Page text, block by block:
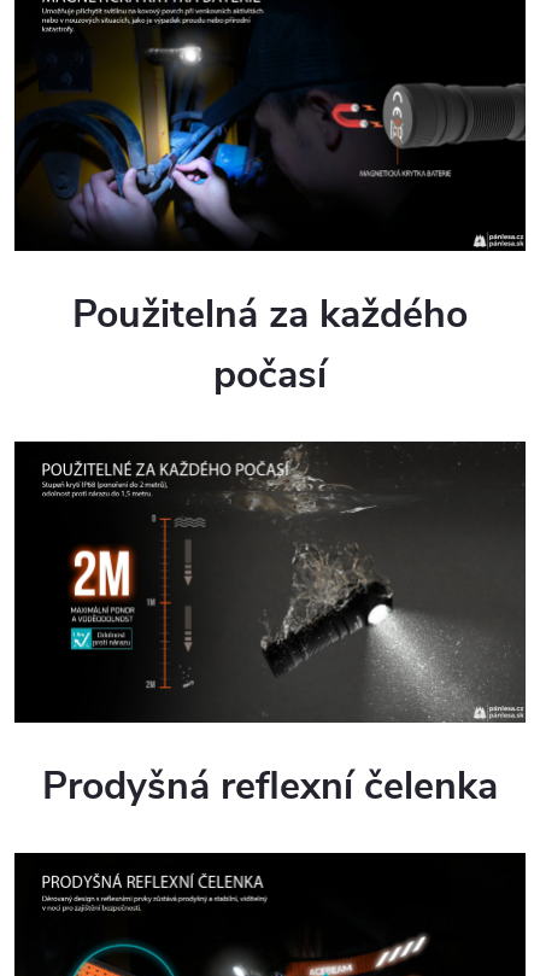
Použitelná za každého
počasí
Prodyšná reflexní čelenka